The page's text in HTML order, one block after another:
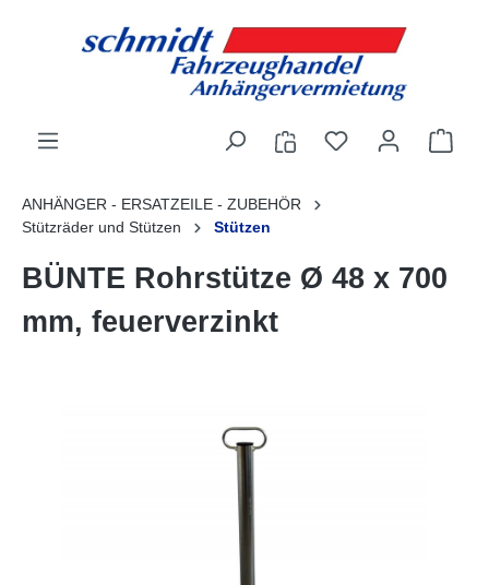
ANHÄNGER - ERSATZEILE - ZUBEHÖR
Stützräder und Stützen
Stützen
BÜNTE Rohrstütze Ø 48 x 700
mm, feuerverzinkt